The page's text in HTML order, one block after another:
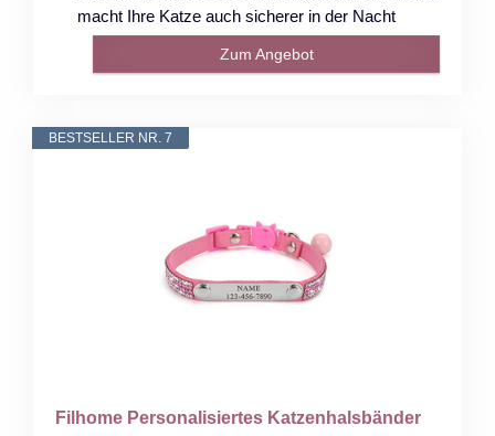
macht Ihre Katze auch sicherer in der Nacht
Zum Angebot
BESTSELLER NR. 7
Filhome Personalisiertes Katzenhalsbänder